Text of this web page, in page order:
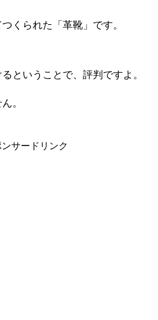
くられた「革靴」です。
ということで、評判ですよ。
。
ンサードリンク